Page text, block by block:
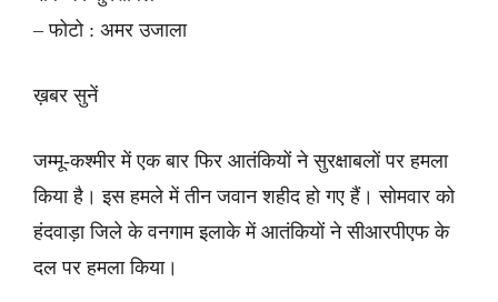
– फोटो : अमर उजाला
ख़बर सुनें
जम्मू-कश्मीर में एक बार फिर आतंकियों ने सुरक्षाबलों पर हमला
किया है। इस हमले में तीन जवान शहीद हो गए हैं। सोमवार को
हंदवाड़ा जिले के वनगाम इलाके में आतंकियों ने सीआरपीएफ के
दल पर हमला किया।